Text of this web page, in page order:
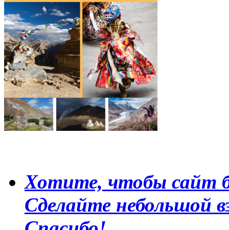
Хотите, чтобы сайт
Сделайте небольшой